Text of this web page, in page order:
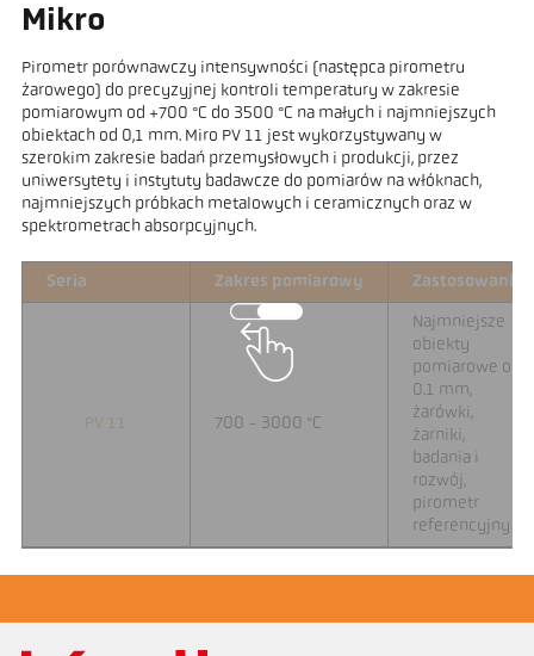
Mikro
Pirometr porównawczy intensywności (następca pirometru
żarowego) do precyzyjnej kontroli temperatury w zakresie
pomiarowym od +700 °C do 3500 °C na małych i najmniejszych
obiektach od 0,1 mm. Miro PV 11 jest wykorzystywany w
szerokim zakresie badań przemysłowych i produkcji, przez
uniwersytety i instytuty badawcze do pomiarów na włóknach,
najmniejszych próbkach metalowych i ceramicznych oraz w
spektrometrach absorpcyjnych.
Seria Zakres pomiarowy Zastosowanie
PV 11 700 - 3000 °C
Najmniejsze
obiekty
pomiarowe od
0.1 mm,
żarówki,
żarniki,
badania i
rozwój,
pirometr
referencyjny